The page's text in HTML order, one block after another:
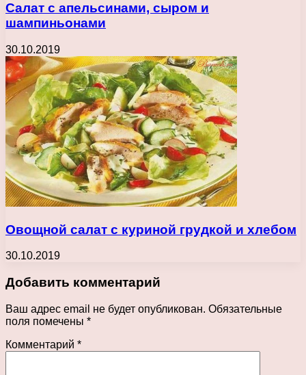
Салат с апельсинами, сыром и
шампиньонами
30.10.2019
Овощной салат с куриной грудкой и хлебом
30.10.2019
Добавить комментарий
Ваш адрес email не будет опубликован. Обязательные
поля помечены *
Комментарий *